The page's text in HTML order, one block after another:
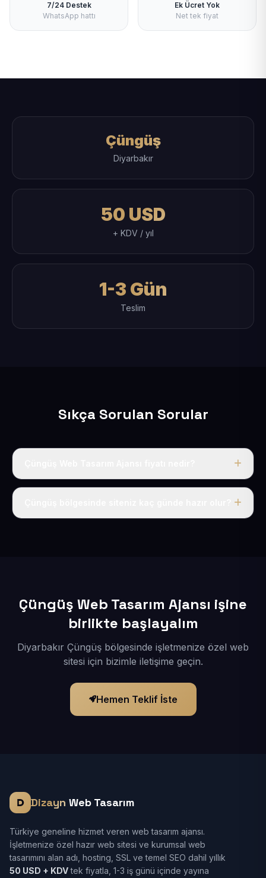
7/24 Destek
WhatsApp hattı
Ek Ücret Yok
Net tek fiyat
Çüngüş
Diyarbakır
50 USD
+ KDV / yıl
1-3 Gün
Teslim
Sıkça Sorulan Sorular
Tek fiyat uygulanır: yıllık 50 USD + KDV. Bu bedele alan
Çüngüş Web Tasarım Ajansı işine
birlikte başlayalım
Diyarbakır Çüngüş bölgesinde işletmenize özel web
sitesi için bizimle iletişime geçin.
Hemen Teklif İste
Dizayn Web Tasarım
Türkiye geneline hizmet veren web tasarım ajansı.
İşletmenize özel hazır web sitesi ve kurumsal web
tasarımını alan adı, hosting, SSL ve temel SEO dahil yıllık
50 USD + KDVtek fiyatla, 1-3 iş günü içinde yayına